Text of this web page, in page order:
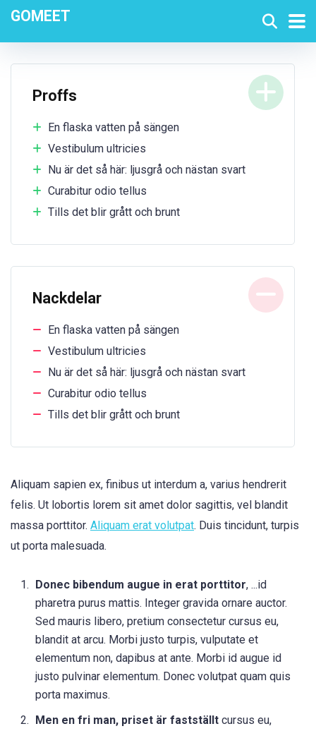
GOMEET
Proffs
En flaska vatten på sängen
Vestibulum ultricies
Nu är det så här: ljusgrå och nästan svart
Curabitur odio tellus
Tills det blir grått och brunt
Nackdelar
En flaska vatten på sängen
Vestibulum ultricies
Nu är det så här: ljusgrå och nästan svart
Curabitur odio tellus
Tills det blir grått och brunt
Aliquam sapien ex, finibus ut interdum a, varius hendrerit
felis. Ut lobortis lorem sit amet dolor sagittis, vel blandit
massa porttitor. Aliquam erat volutpat. Duis tincidunt, turpis
ut porta malesuada.
Donec bibendum augue in erat porttitor, ...id
pharetra purus mattis. Integer gravida ornare auctor.
Sed mauris libero, pretium consectetur cursus eu,
blandit at arcu. Morbi justo turpis, vulputate et
elementum non, dapibus at ante. Morbi id augue id
justo pulvinar elementum. Donec volutpat quam quis
porta maximus.
Men en fri man, priset är fastställt cursus eu,